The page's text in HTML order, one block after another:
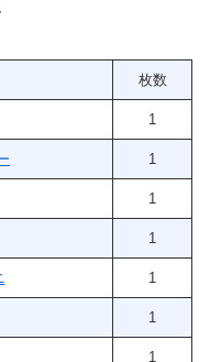
枚数
1
1
1
1
1
1
1